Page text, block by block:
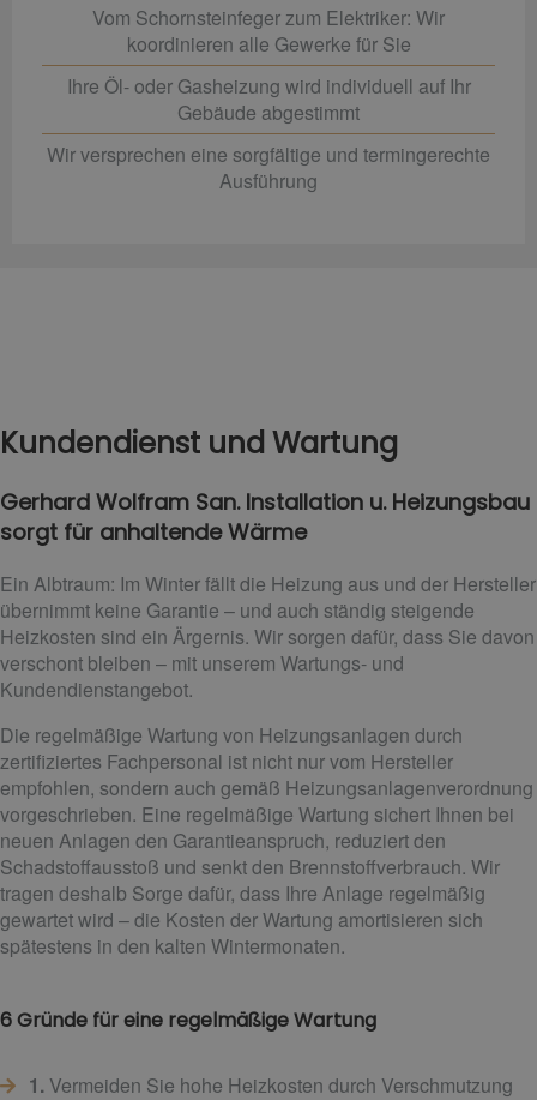
Vom Schornsteinfeger zum Elektriker: Wir
koordinieren alle Gewerke für Sie
Ihre Öl- oder Gasheizung wird individuell auf Ihr
Gebäude abgestimmt
Wir versprechen eine sorgfältige und termingerechte
Ausführung
Kundendienst und Wartung
Gerhard Wolfram San. Installation u. Heizungsbau
sorgt für anhaltende Wärme
Ein Albtraum: Im Winter fällt die Heizung aus und der Hersteller
übernimmt keine Garantie – und auch ständig steigende
Heizkosten sind ein Ärgernis. Wir sorgen dafür, dass Sie davon
verschont bleiben – mit unserem Wartungs- und
Kundendienstangebot.
Die regelmäßige Wartung von Heizungsanlagen durch
zertifiziertes Fachpersonal ist nicht nur vom Hersteller
empfohlen, sondern auch gemäß Heizungsanlagenverordnung
vorgeschrieben. Eine regelmäßige Wartung sichert Ihnen bei
neuen Anlagen den Garantieanspruch, reduziert den
Schadstoffausstoß und senkt den Brennstoffverbrauch. Wir
tragen deshalb Sorge dafür, dass Ihre Anlage regelmäßig
gewartet wird – die Kosten der Wartung amortisieren sich
spätestens in den kalten Wintermonaten.
6 Gründe für eine regelmäßige Wartung
1.Vermeiden Sie hohe Heizkosten durch Verschmutzung